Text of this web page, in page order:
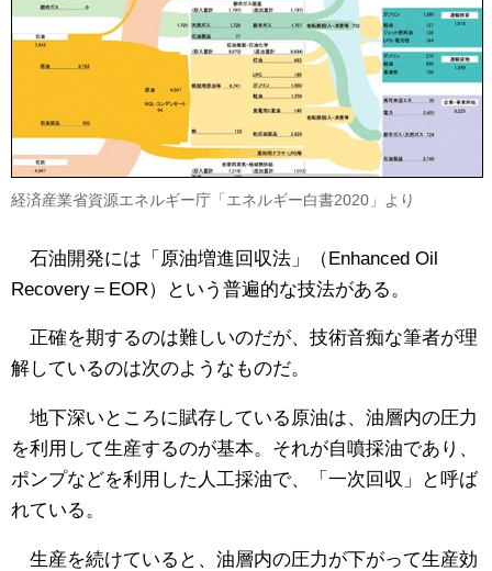
経済産業省資源エネルギー庁「エネルギー白書2020」より
石油開発には「原油増進回収法」（Enhanced Oil
Recovery＝EOR）という普遍的な技法がある。
正確を期するのは難しいのだが、技術音痴な筆者が理
解しているのは次のようなものだ。
地下深いところに賦存している原油は、油層内の圧力
を利用して生産するのが基本。それが自噴採油であり、
ポンプなどを利用した人工採油で、「一次回収」と呼ば
れている。
生産を続けていると、油層内の圧力が下がって生産効